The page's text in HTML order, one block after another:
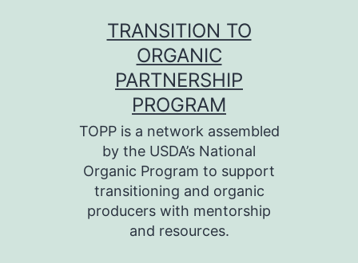
TRANSITION TO
ORGANIC
PARTNERSHIP
PROGRAM
TOPP is a network assembled
by the USDA’s National
Organic Program to support
transitioning and organic
producers with mentorship
and resources.